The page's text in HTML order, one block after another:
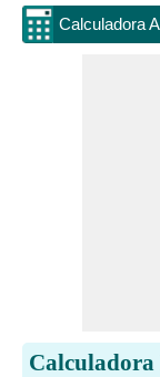
Calculadora
Calculadora